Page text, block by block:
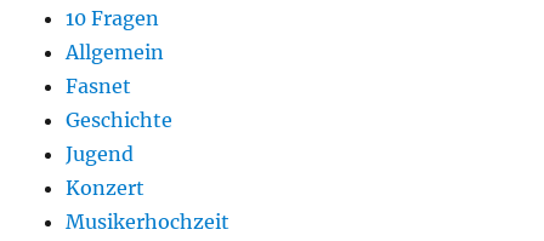
10 Fragen
Allgemein
Fasnet
Geschichte
Jugend
Konzert
Musikerhochzeit